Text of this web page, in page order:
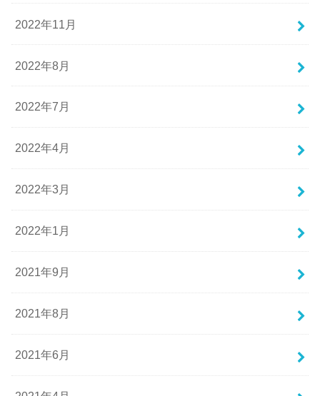
2022年11月
2022年8月
2022年7月
2022年4月
2022年3月
2022年1月
2021年9月
2021年8月
2021年6月